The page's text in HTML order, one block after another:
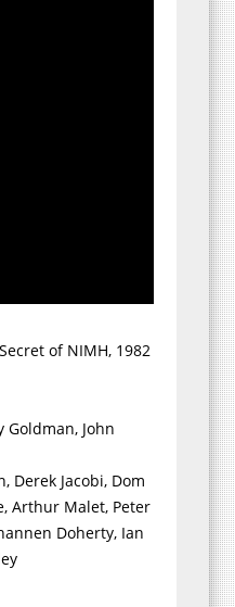
of NIMH, 1982
Goldman, John
Derek Jacobi, Dom
Arthur Malet, Peter
Doherty, Ian